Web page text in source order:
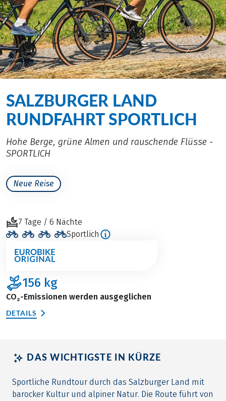
SALZBURGER LAND
RUNDFAHRT SPORTLICH
Hohe Berge, grüne Almen und rauschende Flüsse -
SPORTLICH
Neue Reise
7 Tage / 6 Nächte
Sportlich
156 kg
CO₂-Emissionen werden ausgeglichen
DETAILS
DAS WICHTIGSTE IN KÜRZE
Sportliche Rundtour durch das Salzburger Land mit
barocker Kultur und alpiner Natur. Die Route führt von